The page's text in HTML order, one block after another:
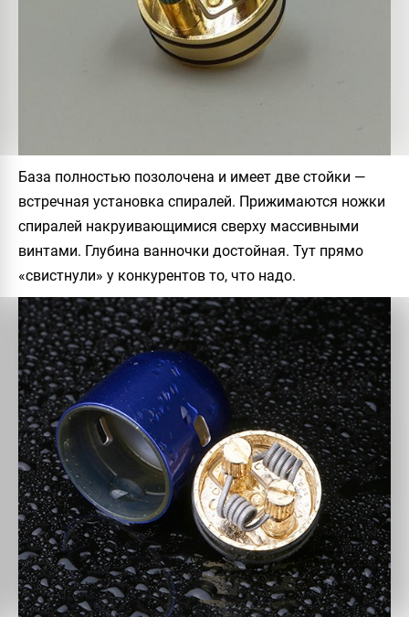
База полностью позолочена и имеет две стойки —
встречная установка спиралей. Прижимаются ножки
спиралей накруивающимися сверху массивными
винтами. Глубина ванночки достойная. Тут прямо
«свистнули» у конкурентов то, что надо.